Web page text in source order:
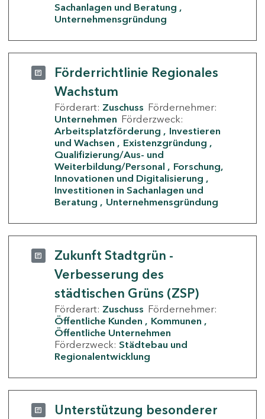
Sachanlagen und Beratung
Unternehmensgründung
Förderrichtlinie Regionales
Wachstum
Förderart: Zuschuss Fördernehmer:
Unternehmen Förderzweck:
Arbeitsplatzförderung
Investieren
und Wachsen
Existenzgründung
Qualifizierung/Aus- und
Weiterbildung/Personal
Forschung,
Innovationen und Digitalisierung
Investitionen in Sachanlagen und
Beratung
Unternehmensgründung
Zukunft Stadtgrün -
Verbesserung des
städtischen Grüns (ZSP)
Förderart: Zuschuss Fördernehmer:
Öffentliche Kunden
Kommunen
Öffentliche Unternehmen
Förderzweck: Städtebau und
Regionalentwicklung
Unterstützung besonderer